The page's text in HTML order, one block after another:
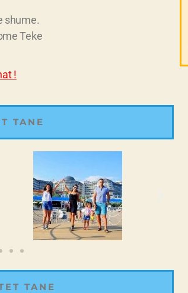
shume.
Teke
!
TANE
TANE